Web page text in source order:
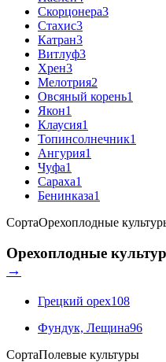
Скорцонера3
Стахис3
Катран3
Витлуф3
Хрен3
Мелотрия2
Овсяный корень1
Якон1
Клаусия1
Топинсолнечник1
Ангурия1
Чуфа1
Сараха1
Бенинказа1
СортаОрехоплодные
Орехоплодные
→
Грецкий орех108
Фундук, Лещина96
СортаПолевые культуры